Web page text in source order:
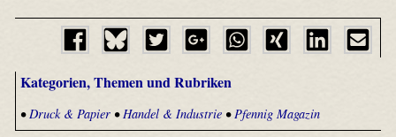
Kategorien, Themen und Rubriken
• Druck & Papier• Handel & Industrie• Pfennig Magazin